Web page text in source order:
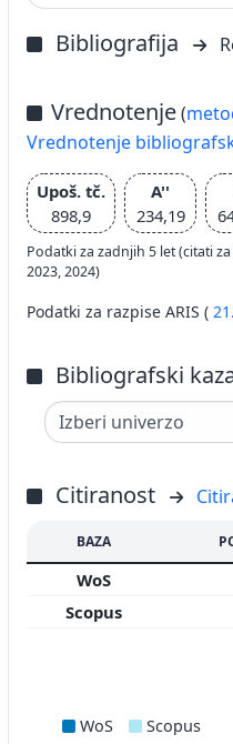
Bibliografija
Vrednotenje(
Vrednotenje
Upoš. tč.
898,9
A''
234,19
Podatki za zadnjih 5 let (citati
2023, 2024)
Podatki za razpise ARIS (
Bibliografski
Citiranost
BAZA
WoS
Scopus
WoS Scopus